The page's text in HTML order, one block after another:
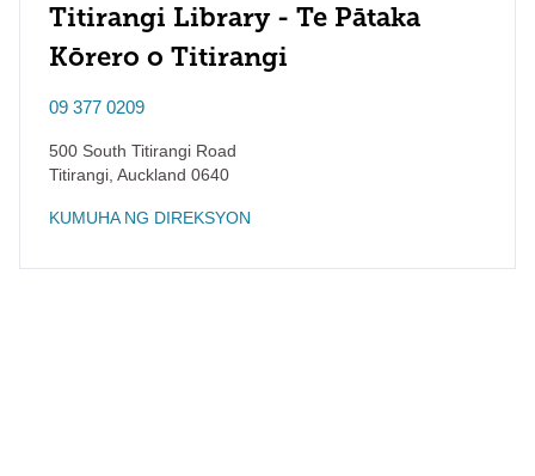
Titirangi Library - Te Pātaka
Kōrero o Titirangi
09 377 0209
500 South Titirangi Road
Titirangi Auckland 0640
KUMUHA NG DIREKSYON